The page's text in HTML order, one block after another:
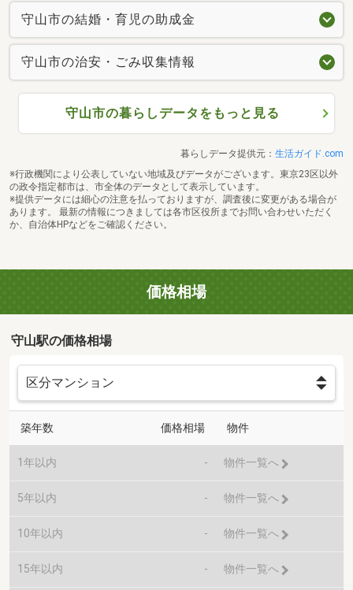
守山市の結婚・育児の助成金
守山市の治安・ごみ収集情報
守山市の暮らしデータをもっと見る
暮らしデータ提供元： 生活ガイド.com
※行政機関により公表していない地域及びデータがございます。東京23区以外
の政令指定都市は、市全体のデータとして表示しています。
※提供データには細心の注意を払っておりますが、調査後に変更がある場合が
あります。 最新の情報につきましては各市区役所までお問い合わせいただく
か、自治体HPなどをご確認ください。
価格相場
守山駅の価格相場
築年数 価格相場 物件
1年以内 - 物件一覧へ
5年以内 - 物件一覧へ
10年以内 - 物件一覧へ
15年以内 - 物件一覧へ